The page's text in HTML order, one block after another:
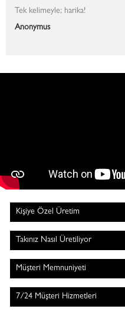
Tek kelimeyle; harika!
Anonymus
Kişiye Özel Üretim
Takınız Nasıl Üretiliyor
Müşteri Memnuniyeti
7/24 Müşteri Hizmetleri